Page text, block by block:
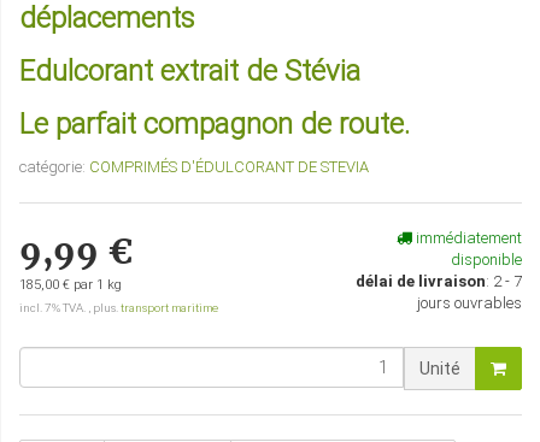
déplacements
Edulcorant extrait de Stévia
Le parfait compagnon de route.
catégorie: COMPRIMÉS D'ÉDULCORANT DE STEVIA
9,99 €
185,00 € par 1 kg
incl. 7% TVA. , plus.transport maritime
immédiatement
disponible
délai de livraison: 2 - 7
jours ouvrables
Unité